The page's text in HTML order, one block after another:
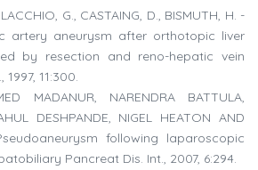
G., CASTAING, D., BISMUTH, H. -
artery aneurysm after orthotopic liver
by resection and reno-hepatic vein
11:300.
MADANUR, NARENDRA BATTULA,
DESHPANDE, NIGEL HEATON AND
following laparoscopic
Pancreat Dis. Int., 2007, 6:294.